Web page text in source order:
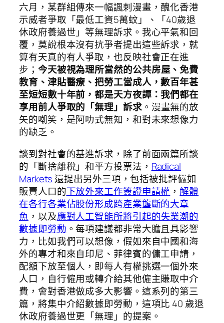
六月，某群組傳來一幅諷刺漫畫，醜化香港
示威者爭取「最低工資5萬蚊」、「40歲退
休政府養過世」等無理訴求。我心平氣和回
覆，莫說根本沒有抗爭者提出這些訴求，就
算有天真的有人爭取，也反映社會正在進
步； 今天被視為理所當然的公共房屋、免費
教育、津貼醫療、把勞工當成人，數百年甚
至短短數十年前，都是天方夜譚：我們都在
享用前人爭取的「無理」訴求。漫畫無的放
矢的嘲笑，是阿叻式無知，和對未來想像力
的缺乏。
談到對社會的基進訴求，除了前面兩篇所談
的「斷捨離稅」和平方投票法， Radical
Markets還提出另外三項，包括被批評儼如
販賣人口的下放外來工作簽證申請權 ，解體
在各行各業佔股份形成跨產業壟斷的大章
魚 ，以及應對人工智能所將引起的失業潮的
數據即勞動 。每項建議都非常大膽且具影響
力，比如我們可以想像，假如來自中國和海
外的專才和來自印尼、菲律賓的傭工申請，
配額下放至個人，即每人有權挑選一個外來
人口，自行僱用或轉介給其他僱主賺取中介
費，會對香港做成多大影響。這系列的第三
篇，將集中介紹數據即勞動，這項比 40 歲退
休政府養過世更「無理」的提案。